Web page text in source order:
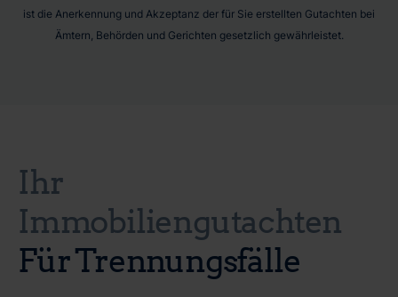
ist die Anerkennung und Akzeptanz der für Sie erstellten Gutachten bei
Ämtern, Behörden und Gerichten gesetzlich gewährleistet.
Ihr
Immobiliengutachten
Für Trennungsfälle